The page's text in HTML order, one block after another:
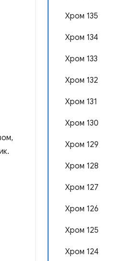
Хром 135
Хром 134
Хром 133
Хром 132
Хром 131
Хром 130
Хром 129
Хром 128
Хром 127
Хром 126
Хром 125
Хром 124